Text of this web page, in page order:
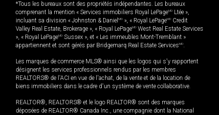
*Tous les bureaux sont des propriétés indépendantes. Les bureaux
comprenant la mention « Services immobiliers Royal LePageMD Ltée »,
incluant sa division « Johnston & Daniel MD », « Royal LePageMD Credit
Valley Real Estate, Brokerage », « Royal LePageMD West Real Estate Services
», « Royal LePageMD Sussex », et « Les immeubles Mont-Tremblant »
appartiennent et sont gérés par Bridgemarq Real Estate ServicesMD.
Les marques de commerce MLS® ainsi que les logos qui s'y rapportent
désignent les services professionnels rendus par les membres
REALTORS® de l'ACI en vue de l'achat, de la vente et de la location de
biens immobiliers dans le cadre d'un système de vente collaborative.
REALTOR®, REALTORS® et le logo REALTOR® sont des marques
déposées de REALTOR® Canada Inc., une compagnie dont la National